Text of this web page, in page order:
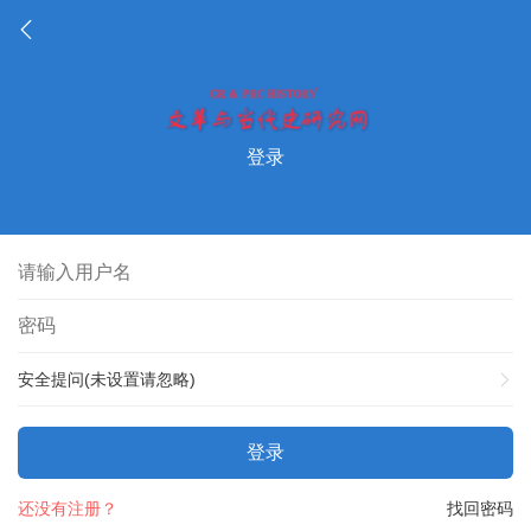
登录
安全提问(未设置请忽略)
登录
找回密码
还没有注册？